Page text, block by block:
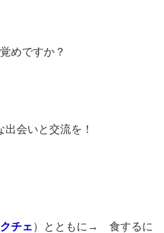
めですか？
出会いと交流を！
チェ）とともに→ 食するに